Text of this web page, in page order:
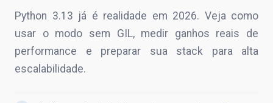
Python 3.13 já é realidade em 2026. Veja como
usar o modo sem GIL, medir ganhos reais de
performance e preparar sua stack para alta
escalabilidade.